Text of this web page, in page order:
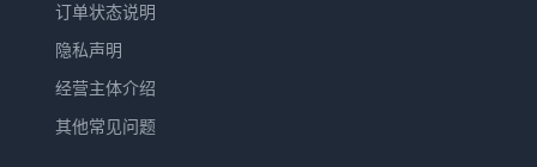
订单状态说明
隐私声明
经营主体介绍
其他常见问题